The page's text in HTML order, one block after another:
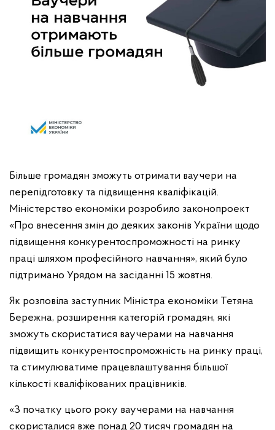
Більше громадян зможуть отримати ваучери на
перепідготовку та підвищення кваліфікацій.
Міністерство економіки розробило законопроект
«Про внесення змін до деяких законів України щодо
підвищення конкурентоспроможності на ринку
праці шляхом професійного навчання», який було
підтримано Урядом на засіданні 15 жовтня.
Як розповіла заступник Міністра економіки Тетяна
Бережна, розширення категорій громадян, які
зможуть скористатися ваучерами на навчання
підвищить конкурентоспроможність на ринку праці,
та стимулюватиме працевлаштування більшої
кількості кваліфікованих працівників.
«З початку цього року ваучерами на навчання
скористалися вже понад 20 тисяч громадян на